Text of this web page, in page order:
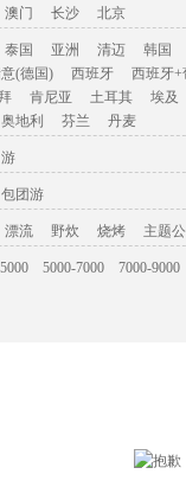
澳门 长沙 北京
泰国 亚洲 清迈
韩国
(德国) 西班牙
西班牙+
肯尼亚 土耳其
埃及
奥地利 芬兰 丹麦
包团游
漂流 野炊 烧烤 主题
5000-7000
7000-9000